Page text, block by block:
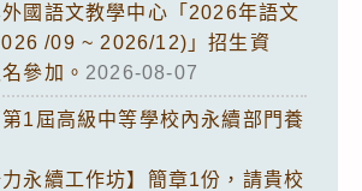
國語文教學中心「2026年語文
/09 ~ 2026/12)」招生資
參加。 2026-08-07
1屆高級中等學校內永續部門養
永續工作坊】簡章1份，請貴校